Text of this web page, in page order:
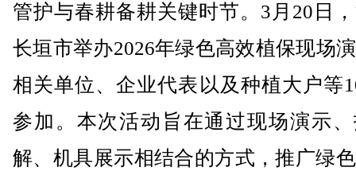
管护与春耕备耕关键时节。3月20日
长垣市举办2026年绿色高效植保现场
相关单位、企业代表以及种植大户等
参加。本次活动旨在通过现场演示
解、机具展示相结合的方式，推广绿